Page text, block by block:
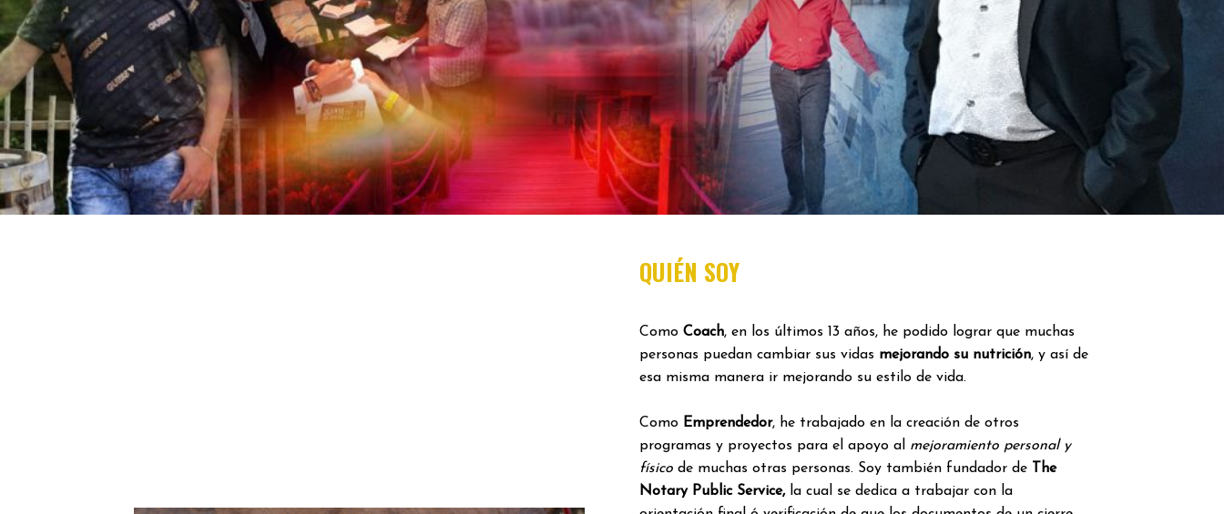
QUIÉN SOY
Como Coach, en los últimos 13 años, he podido lograr que muchas
personas puedan cambiar sus vidas mejorando su nutrición, y así de
esa misma manera ir mejorando su estilo de vida.
Como Emprendedor, he trabajado en la creación de otros
programas y proyectos para el apoyo al mejoramiento personal y
físico de muchas otras personas. Soy también fundador de
The
Notary Public Service,la cual se dedica a trabajar con la